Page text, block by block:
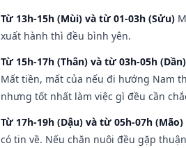
Từ 13h-15h (Mùi) và từ 01-03h (Sửu)
xuất hành thì đều bình yên.
Từ 15h-17h (Thân) và từ 03h-05h (Dần)
Mất tiền, mất của nếu đi hướng Nam
nhưng tốt nhất làm việc gì đều cần
Từ 17h-19h (Dậu) và từ 05h-07h (Mão)
có tin về. Nếu chăn nuôi đều gặp